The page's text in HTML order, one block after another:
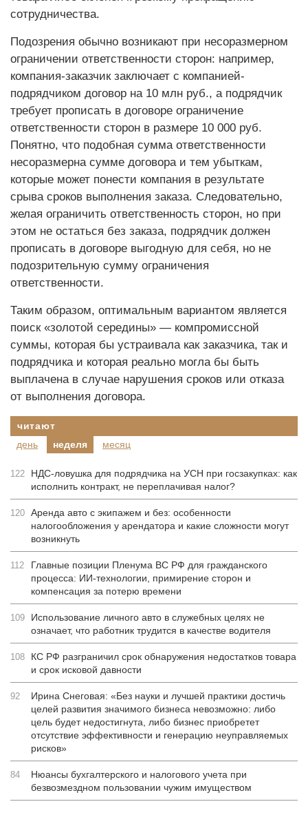
сотрудничества.
Подозрения обычно возникают при несоразмерном
ограничении ответственности сторон: например,
компания-заказчик заключает с компанией-
подрядчиком договор на 10 млн руб., а подрядчик
требует прописать в договоре ограничение
ответственности сторон в размере 10 000 руб.
Понятно, что подобная сумма ответственности
несоразмерна сумме договора и тем убыткам,
которые может понести компания в результате
срыва сроков выполнения заказа. Следовательно,
желая ограничить ответственность сторон, но при
этом не остаться без заказа, подрядчик должен
прописать в договоре выгодную для себя, но не
подозрительную сумму ограничения
ответственности.
Таким образом, оптимальным вариантом является
поиск «золотой середины» — компромиссной
суммы, которая бы устраивала как заказчика, так и
подрядчика и которая реально могла бы быть
выплачена в случае нарушения сроков или отказа
от выполнения договора.
читают
день
неделя месяц
122
НДС-ловушка для подрядчика на УСН при госзакупках: как
исполнить контракт, не переплачивая налог?
120 Аренда авто с экипажем и без: особенности
налогообложения у арендатора и какие сложности могут
возникнуть
112
Главные позиции Пленума ВС РФ для гражданского
процесса: ИИ-технологии, примирение сторон и
компенсация за потерю времени
109
Использование личного авто в служебных целях не
означает, что работник трудится в качестве водителя
108
КС РФ разграничил срок обнаружения недостатков товара
и срок исковой давности
92
Ирина Снеговая: «Без науки и лучшей практики достичь
целей развития значимого бизнеса невозможно: либо
цель будет недостигнута, либо бизнес приобретет
отсутствие эффективности и генерацию неуправляемых
рисков»
84
Нюансы бухгалтерского и налогового учета при
безвозмездном пользовании чужим имуществом